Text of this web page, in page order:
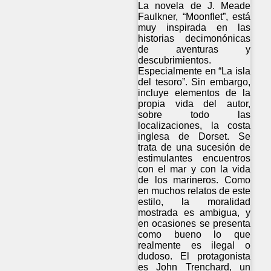
La novela de J. Meade
Faulkner, “Moonflet”, está
muy inspirada en las
historias decimonónicas
de aventuras y
descubrimientos.
Especialmente en “La isla
del tesoro”. Sin embargo,
incluye elementos de la
propia vida del autor,
sobre todo las
localizaciones, la costa
inglesa de Dorset. Se
trata de una sucesión de
estimulantes encuentros
con el mar y con la vida
de los marineros. Como
en muchos relatos de este
estilo, la moralidad
mostrada es ambigua, y
en ocasiones se presenta
como bueno lo que
realmente es ilegal o
dudoso. El protagonista
es John Trenchard, un